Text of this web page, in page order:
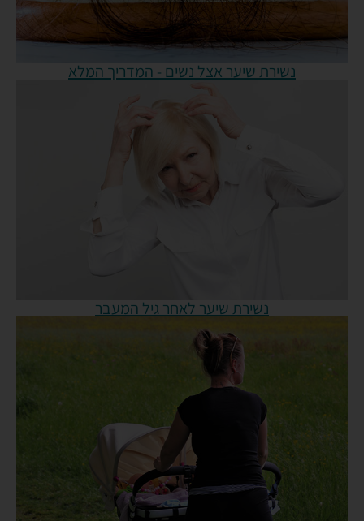
נשירת שיער אצל נשים - המדריך המלא
נשירת שיער לאחר גיל המעבר